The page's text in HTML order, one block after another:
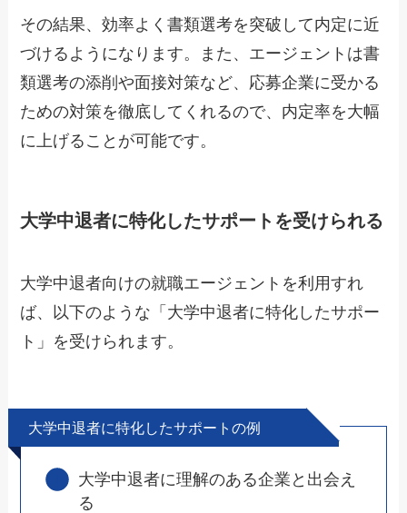
その結果、効率よく書類選考を突破して内定に近
づけるようになります。また、エージェントは書
類選考の添削や面接対策など、応募企業に受かる
ための対策を徹底してくれるので、内定率を大幅
に上げることが可能です。
大学中退者に特化したサポートを受けられる
大学中退者向けの就職エージェントを利用すれ
ば、以下のような「大学中退者に特化したサポー
ト」を受けられます。
大学中退者に特化したサポートの例
大学中退者に理解のある企業と出会え
る